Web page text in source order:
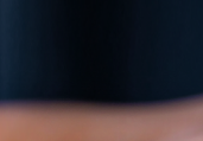
UNIEK!